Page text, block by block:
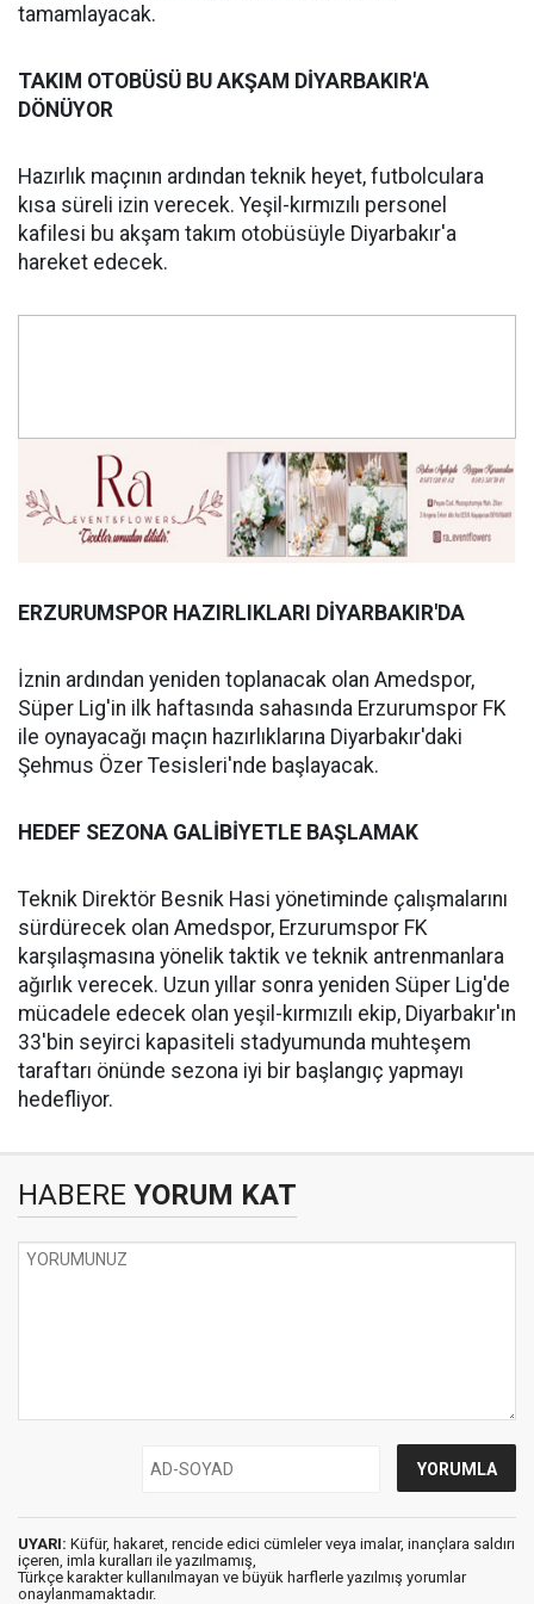
tamamlayacak.
TAKIM OTOBÜSÜ BU AKŞAM DİYARBAKIR'A
DÖNÜYOR
Hazırlık maçının ardından teknik heyet, futbolculara
kısa süreli izin verecek. Yeşil-kırmızılı personel
kafilesi bu akşam takım otobüsüyle Diyarbakır'a
hareket edecek.
ERZURUMSPOR HAZIRLIKLARI DİYARBAKIR'DA
İznin ardından yeniden toplanacak olan Amedspor,
Süper Lig'in ilk haftasında sahasında Erzurumspor FK
ile oynayacağı maçın hazırlıklarına Diyarbakır'daki
Şehmus Özer Tesisleri'nde başlayacak.
HEDEF SEZONA GALİBİYETLE BAŞLAMAK
Teknik Direktör Besnik Hasi yönetiminde çalışmalarını
sürdürecek olan Amedspor, Erzurumspor FK
karşılaşmasına yönelik taktik ve teknik antrenmanlara
ağırlık verecek. Uzun yıllar sonra yeniden Süper Lig'de
mücadele edecek olan yeşil-kırmızılı ekip, Diyarbakır'ın
33'bin seyirci kapasiteli stadyumunda muhteşem
taraftarı önünde sezona iyi bir başlangıç yapmayı
hedefliyor.
HABERE YORUM KAT
UYARI: Küfür, hakaret, rencide edici cümleler veya imalar, inançlara saldırı
içeren, imla kuralları ile yazılmamış,
Türkçe karakter kullanılmayan ve büyük harflerle yazılmış yorumlar
onaylanmamaktadır.